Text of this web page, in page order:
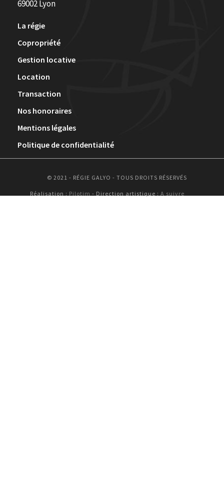
69002 Lyon
La régie
Copropriété
Gestion locative
Location
Transaction
Nos honoraires
Mentions légales
Politique de confidentialité
© 2021 - RÉGIE GALYO - TOUS DROITS RÉSERVÉS
Réalisation : Pilotim - Direction artistique : A suivre